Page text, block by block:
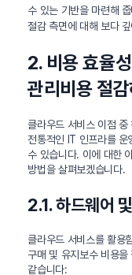
수 있는 기반을 마련해
절감 측면에 대해 보다
2. 비용 효율
관리비용 절
클라우드 서비스 이점
전통적인 IT 인프라를 운
수 있습니다. 이에 대한
방법을 살펴보겠습니다.
2.1. 하드웨어
클라우드 서비스를 활용
구매 및 유지보수 비용
같습니다: